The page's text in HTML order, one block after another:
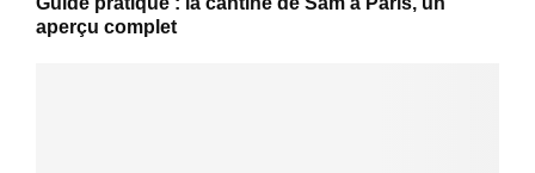
aperçu complet